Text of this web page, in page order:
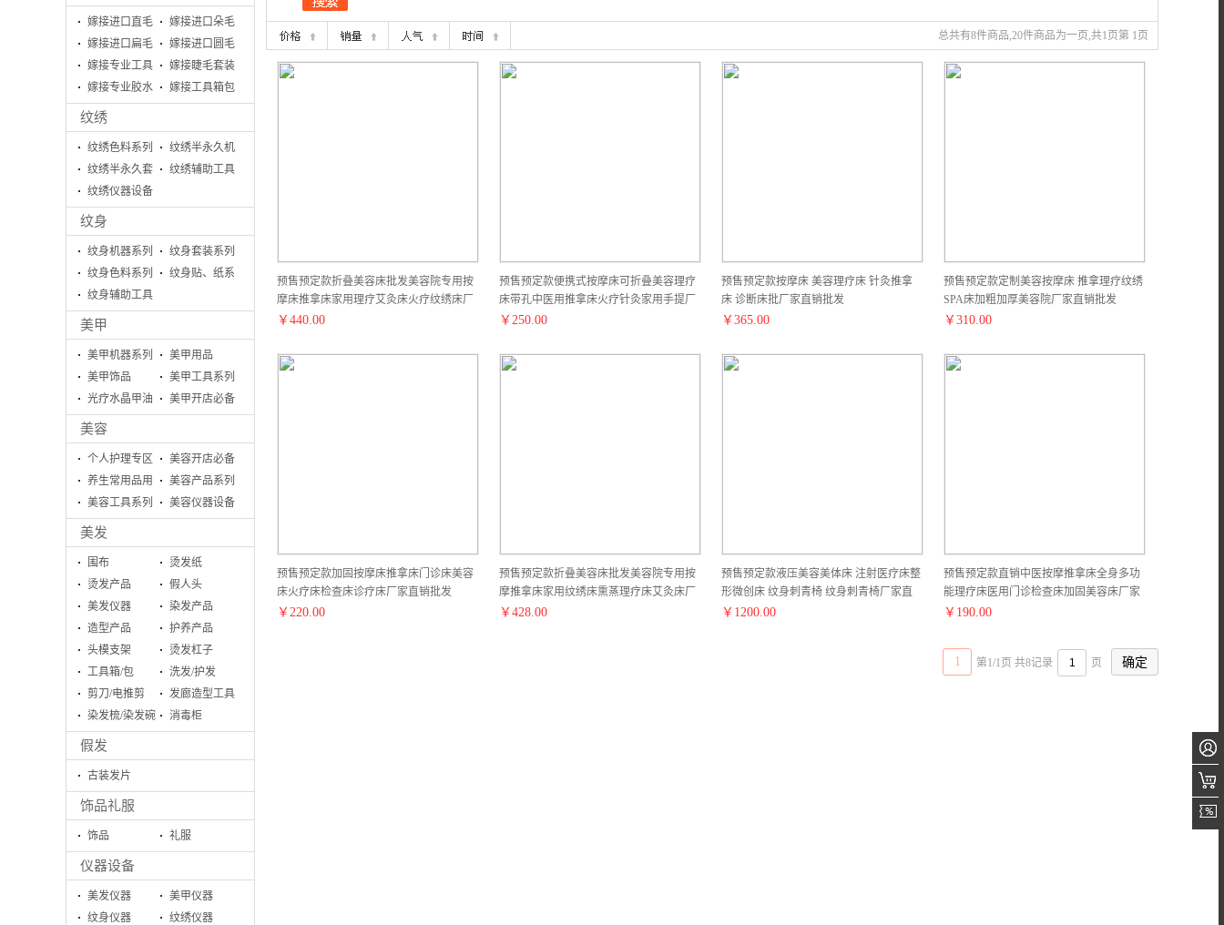
嫁接进口直毛
嫁接进口朵毛
嫁接进口扁毛
嫁接进口圆毛
嫁接专业工具
系列
嫁接睫毛套装
系列
嫁接专业胶水
系列
嫁接工具箱包
纹绣
纹绣色料系列
纹绣半永久机
器
纹绣半永久套
盒
纹绣辅助工具
纹绣仪器设备
纹身
纹身机器系列
纹身套装系列
纹身色料系列
纹身贴、纸系
纹身辅助工具
系列
美甲
美甲机器系列
美甲用品
美甲饰品
美甲工具系列
光疗水晶甲油
胶系列
美甲开店必备
美容
个人护理专区
美容开店必备
养生常用品用
具
美容产品系列
美容工具系列
美容仪器设备
美发
围布
烫发纸
烫发产品
假人头
美发仪器
染发产品
造型产品
护养产品
头模支架
烫发杠子
工具箱/包
洗发/护发
剪刀/电推剪
发廊造型工具
染发梳/染发碗
消毒柜
假发
古装发片
饰品礼服
饰品 礼服
仪器设备
美发仪器
美甲仪器
纹身仪器
纹绣仪器
总共有8件商品,20件商品为一页,共1页第 1页
预售预定款折叠美容床批发美容院专用按
摩床推拿床家用理疗艾灸床火疗纹绣床厂
家直销批发
￥ 440.00
预售预定款便携式按摩床可折叠美容理疗
床带孔中医用推拿床火疗针灸家用手提厂
家直销批发
￥ 250.00
预售预定款按摩床 美容理疗床 针灸推拿
床 诊断床批厂家直销批发
￥ 365.00
预售预定款定制美容按摩床 推拿理疗纹绣
SPA床加粗加厚美容院厂家直销批发
￥ 310.00
预售预定款加固按摩床推拿床门诊床美容
床火疗床检查床诊疗床厂家直销批发
￥ 220.00
预售预定款折叠美容床批发美容院专用按
摩推拿床家用纹绣床熏蒸理疗床艾灸床厂
家直销批发
￥ 428.00
预售预定款液压美容美体床 注射医疗床整
形微创床 纹身刺青椅 纹身刺青椅厂家直
销批发
￥ 1200.00
预售预定款直销中医按摩推拿床全身多功
能理疗床医用门诊检查床加固美容床厂家
直销批发
￥ 190.00
1 第1/1页 共8记录 页